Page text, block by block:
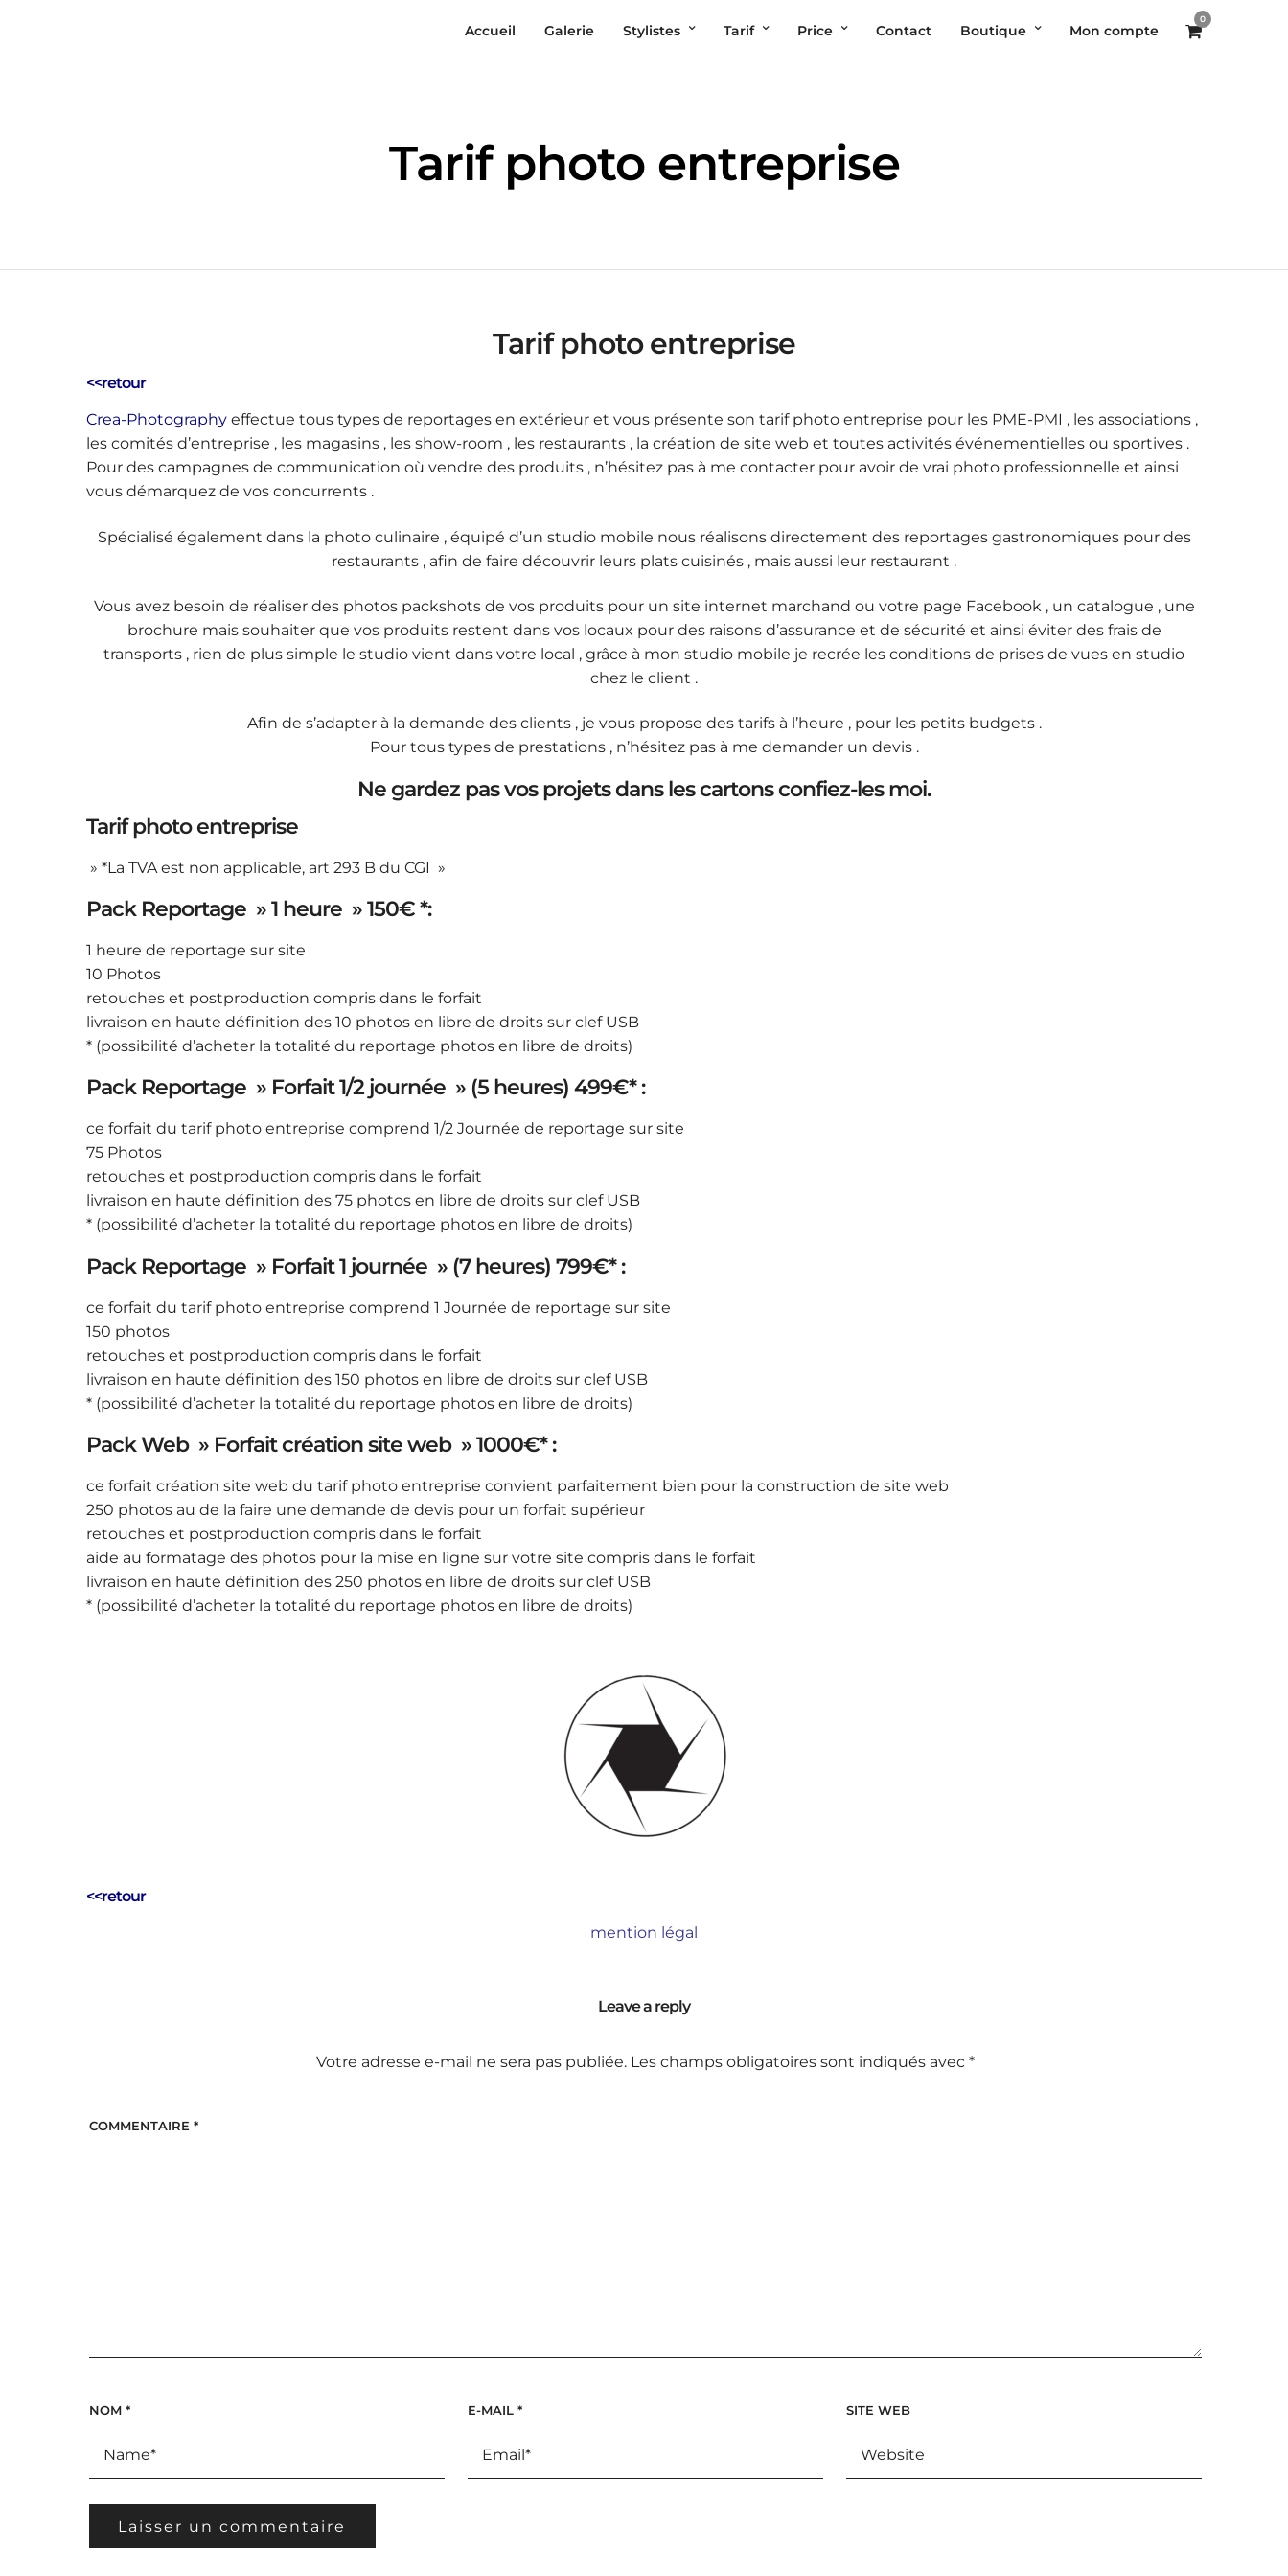
Accueil Galerie Stylistes Tarif Price Contact Boutique Mon compte
0
Tarif photo entreprise
Tarif photo entreprise
<<retour
Crea-Photography effectue tous types de reportages en extérieur et vous présente son tarif photo entreprise pour les PME-PMI , les associations ,
les comités d’entreprise , les magasins , les show-room , les restaurants , la création de site web et toutes activités événementielles ou sportives .
Pour des campagnes de communication où vendre des produits , n’hésitez pas à me contacter pour avoir de vrai photo professionnelle et ainsi
vous démarquez de vos concurrents .
Spécialisé également dans la photo culinaire , équipé d’un studio mobile nous réalisons directement des reportages gastronomiques pour des
restaurants , afin de faire découvrir leurs plats cuisinés , mais aussi leur restaurant .
Vous avez besoin de réaliser des photos packshots de vos produits pour un site internet marchand ou votre page Facebook , un catalogue , une
brochure mais souhaiter que vos produits restent dans vos locaux pour des raisons d’assurance et de sécurité et ainsi éviter des frais de
transports , rien de plus simple le studio vient dans votre local , grâce à mon studio mobile je recrée les conditions de prises de vues en studio
chez le client .
Afin de s’adapter à la demande des clients , je vous propose des tarifs à l’heure , pour les petits budgets .
Pour tous types de prestations , n’hésitez pas à me demander un devis .
Ne gardez pas vos projets dans les cartons confiez-les moi.
Tarif photo entreprise
» *La TVA est non applicable, art 293 B du CGI »
Pack Reportage » 1 heure » 150€ *:
1 heure de reportage sur site
10 Photos
retouches et postproduction compris dans le forfait
livraison en haute définition des 10 photos en libre de droits sur clef USB
* (possibilité d’acheter la totalité du reportage photos en libre de droits)
Pack Reportage » Forfait 1/2 journée » (5 heures) 499€* :
ce forfait du tarif photo entreprise comprend 1/2 Journée de reportage sur site
75 Photos
retouches et postproduction compris dans le forfait
livraison en haute définition des 75 photos en libre de droits sur clef USB
* (possibilité d’acheter la totalité du reportage photos en libre de droits)
Pack Reportage » Forfait 1 journée » (7 heures) 799€* :
ce forfait du tarif photo entreprise comprend 1 Journée de reportage sur site
150 photos
retouches et postproduction compris dans le forfait
livraison en haute définition des 150 photos en libre de droits sur clef USB
* (possibilité d’acheter la totalité du reportage photos en libre de droits)
Pack Web » Forfait création site web » 1000€* :
ce forfait création site web du tarif photo entreprise convient parfaitement bien pour la construction de site web
250 photos au de la faire une demande de devis pour un forfait supérieur
retouches et postproduction compris dans le forfait
aide au formatage des photos pour la mise en ligne sur votre site compris dans le forfait
livraison en haute définition des 250 photos en libre de droits sur clef USB
* (possibilité d’acheter la totalité du reportage photos en libre de droits)
<<retour
mention légal
Leave a reply
Votre adresse e-mail ne sera pas publiée. Les champs obligatoires sont indiqués avec *
COMMENTAIRE *
NOM * E-MAIL * SITE WEB